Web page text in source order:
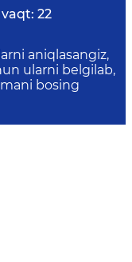
22
aniqlasangiz,
ularni belgilab,
bosing